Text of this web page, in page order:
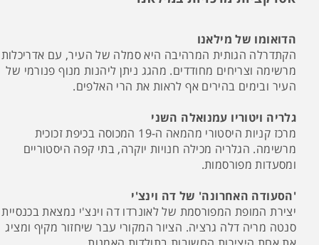
הדואומו של מילאנו
הקתדרלה הגותית המרהיבה היא סמלה של העיר, עם אדריכלות
מרשימה וצריחים מחודדים. מהגג ניתן ליהנות מנוף פנורמי של
העיר ובימים בהירים אף לראות את הרי האלפים.
גלריה ויטוריו עמנואלה השני
מרכז קניות היסטורי מהמאה ה-19 המכוסה בכיפת זכוכית
מרשימה. הגלריה מכילה חנויות יוקרה, בתי קפה היסטוריים
ומסעדות מפורסמות.
'הסעודה האחרונה' של דה וינצ'י
יצירת המופת המפורסמת של לאונרדו דה וינצ'י נמצאת בכנסיית
סנטה מריה דלה גרציה. הציור המקורי עבר שיחזור מקיף ומציג